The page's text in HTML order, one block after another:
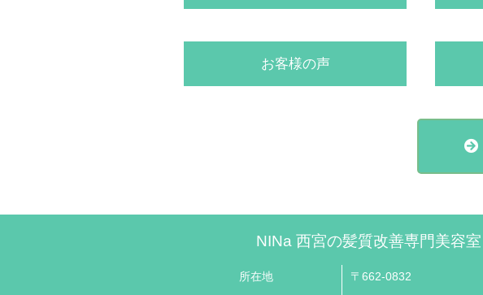
お客様の声
NINa 西宮の髪質改善専門美容室
所在地 〒662-0832